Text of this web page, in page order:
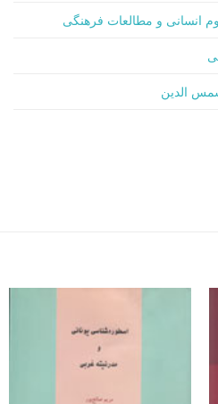
انسانی و مطالعات فرهنگی
الدین